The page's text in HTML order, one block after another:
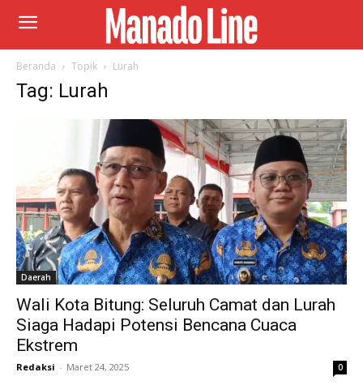
Beranda Topik Lurah
Tag: Lurah
Daerah
Wali Kota Bitung: Seluruh Camat dan Lurah
Siaga Hadapi Potensi Bencana Cuaca
Ekstrem
Redaksi - Maret 24, 2025 0